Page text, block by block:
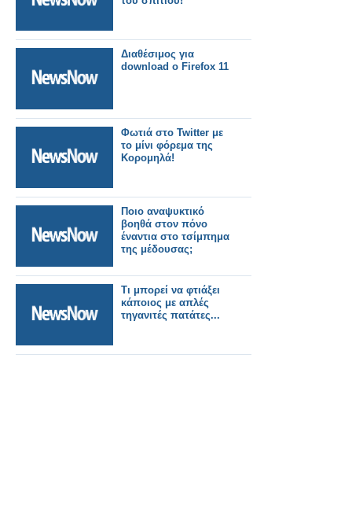
Διαθέσιμος για
download ο Firefox 11
Φωτιά στο Twitter με
το μίνι φόρεμα της
Κορομηλά!
Ποιο αναψυκτικό
βοηθά στον πόνο
έναντια στο τσίμπημα
της μέδουσας;
Τι μπορεί να φτιάξει
κάποιος με απλές
τηγανιτές πατάτες...